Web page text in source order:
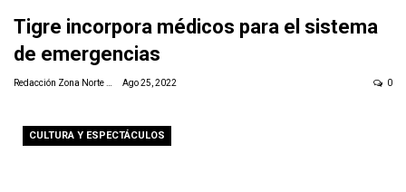
Tigre incorpora médicos para el sistema
de emergencias
Redacción Zona Norte Daily Ago 25, 2022 0
CULTURA Y ESPECTÁCULOS